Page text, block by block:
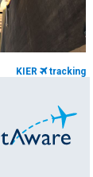
KIER tracking